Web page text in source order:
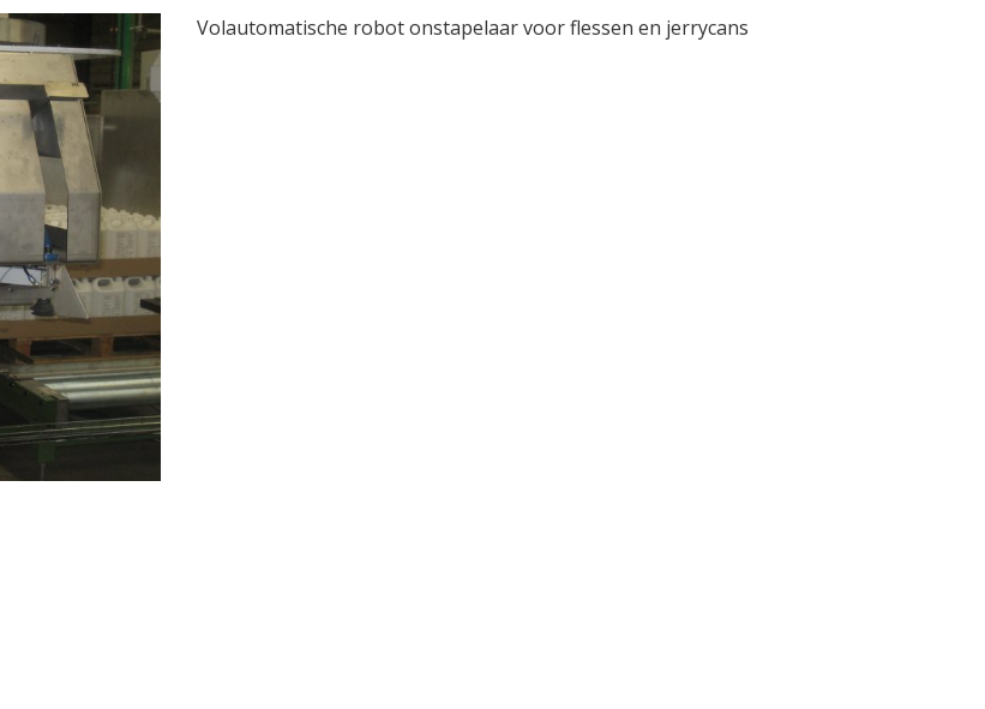
Volautomatische robot onstapelaar voor flessen en jerrycans